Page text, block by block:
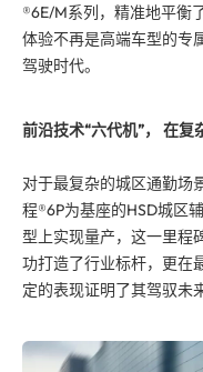
®6E/M系列，精准地平衡
体验不再是高端车型的专
驾驶时代。
前沿技术“六代机”， 在复
对于最复杂的城区通勤场
程®6P为基座的HSD城区
型上实现量产，这一里程
功打造了行业标杆，更在
定的表现证明了其驾驭未